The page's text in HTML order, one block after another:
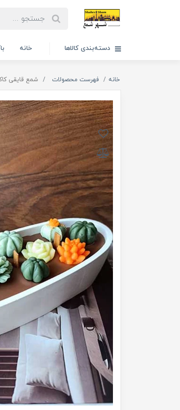
دسته‌بندی کالاها خانه
خانه فهرست محصولات شمع قایقی